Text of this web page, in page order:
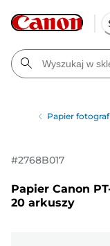
Papier
#2768B017
Papier Canon
20 arkuszy